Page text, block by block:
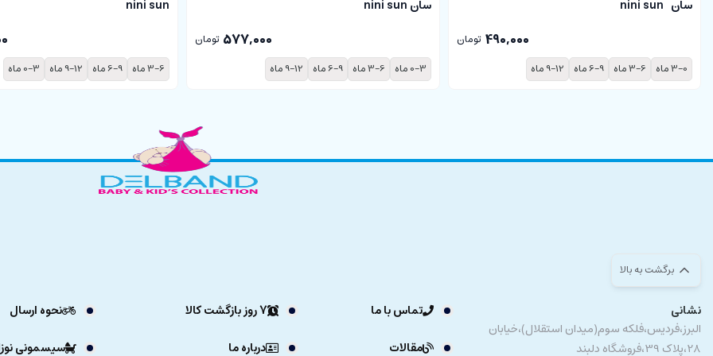
سان nini sun
490,000 تومان
3-0 ماه
3-6 ماه 6-9 ماه 9-12 ماه
سان nini sun
577,000 تومان
0-3 ماه
3-6 ماه 6-9 ماه 9-12 ماه
nini sun
3-6 ماه
6-9 ماه 9-12 ماه 0-3 ماه
برگشت به بالا
نشانی
البرز،فردیس،فلکه سوم(میدان استقلال)،خیابان
28،پلاک 39،فروشگاه دلبند
تماس با ما 7 روز بازگشت کالا
نحوه ارسال
مقالات
درباره ما سیسمونی